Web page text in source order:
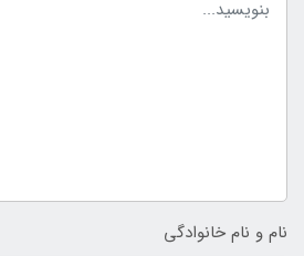
نام و نام خانوادگی